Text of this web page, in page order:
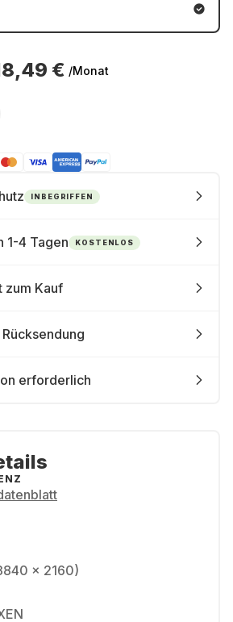
€ /Monat
INBEGRIFFEN
1-4 Tagen KOSTENLOS
zum Kauf
erforderlich
x 2160)